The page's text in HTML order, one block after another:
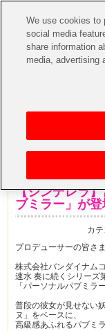
【シンデレラ
ブミラー」が登
カ
プロデューサーの皆さ
株式会社バンダイナム
速水 奏に続くシリーズ
「パーソナルパブミラ
普段の彼女が見せない
ヌ」をベースに、
高級感あふれるパブミ
We use cookies to
social media
share information
media, advertising